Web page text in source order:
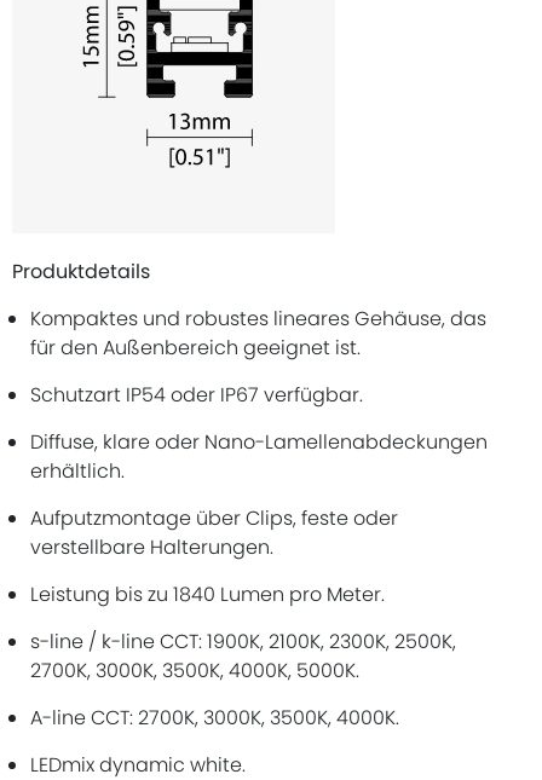
Produktdetails
Kompaktes und robustes lineares Gehäuse, das
für den Außenbereich geeignet ist.
Schutzart IP54 oder IP67 verfügbar.
Diffuse, klare oder Nano-Lamellenabdeckungen
erhältlich.
Aufputzmontage über Clips, feste oder
verstellbare Halterungen.
Leistung bis zu 1840 Lumen pro Meter.
s-line / k-line CCT: 1900K, 2100K, 2300K, 2500K,
2700K, 3000K, 3500K, 4000K, 5000K.
A-line CCT: 2700K, 3000K, 3500K, 4000K.
LEDmix dynamic white.